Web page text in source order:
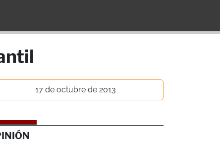
17 de octubre de 2013